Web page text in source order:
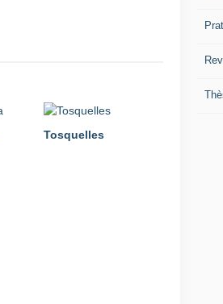
Tosquelles